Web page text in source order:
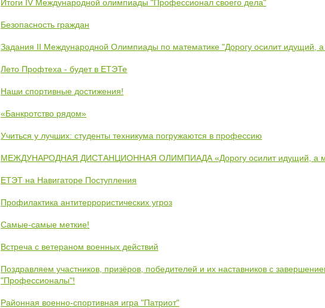
Итоги IV Международной олимпиады "Профессионал своего дела"
Безопасность граждан
Задания II Международной Олимпиады по математике "Дорогу осилит идущий,
Лето Профтеха - будет в ЕТЭТе
Наши спортивные достижения!
«Банкротство рядом»
Учиться у лучших: студенты техникума погружаются в профессию
МЕЖДУНАРОДНАЯ ДИСТАНЦИОННАЯ ОЛИМПИАДА «Дорогу осилит идущий, а
ЕТЭТ на Навигаторе Поступления
Профилактика антитеррористических угроз
Самые-самые меткие!
Встреча с ветераном военных действий
Поздравляем участников, призёров, победителей и их наставников с
"Профессионалы"!
Районная военно-спортивная игра "Патриот"